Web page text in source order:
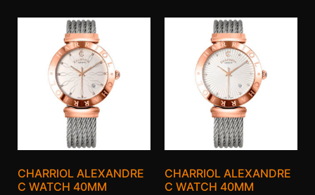
CHARRIOL ALEXANDRE
C WATCH 40MM
CHARRIOL ALEXANDRE
C WATCH 40MM